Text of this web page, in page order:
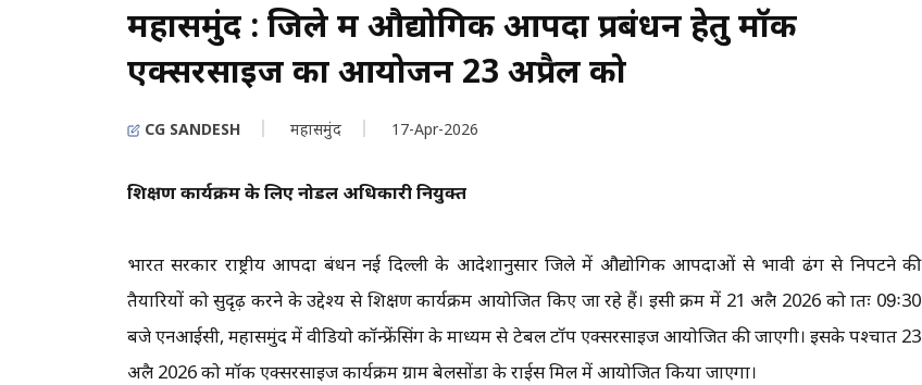
महासमुंद : जिले में औद्योगिक आपदा प्रबंधन हेतु मॉक
एक्सरसाइज का आयोजन 23 अप्रैल को
CG SANDESH महासमुंद 17-Apr-2026
प्रशिक्षण कार्यक्रम के लिए नोडल अधिकारी नियुक्त
भारत सरकार राष्ट्रीय आपदा प्रबंधन नई दिल्ली के आदेशानुसार जिले में औद्योगिक आपदाओं से प्रभावी ढंग से निपटने की
तैयारियों को सुदृढ़ करने के उद्देश्य से प्रशिक्षण कार्यक्रम आयोजित किए जा रहे हैं। इसी क्रम में 21 अप्रैल 2026 को प्रातः 09ः30
बजे एनआईसी, महासमुंद में वीडियो कॉन्फ्रेंसिंग के माध्यम से टेबल टॉप एक्सरसाइज आयोजित की जाएगी। इसके पश्चात 23
अप्रैल 2026 को मॉक एक्सरसाइज कार्यक्रम ग्राम बेलसोंडा के राईस मिल में आयोजित किया जाएगा।